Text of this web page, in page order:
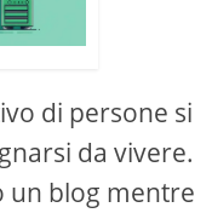
di persone si
da vivere.
un blog mentre